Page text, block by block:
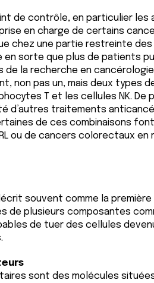
de contrôle, en particulier les
en charge de certains
chez une partie restreinte des
en sorte que plus de patients
la recherche en
non pas un, mais deux types
T et les cellules NK. De
d’autres traitements
de ces combinaisons font
ou de cancers colorectaux
souvent comme la
de plusieurs composantes
de tuer des cellules
sont des molécules